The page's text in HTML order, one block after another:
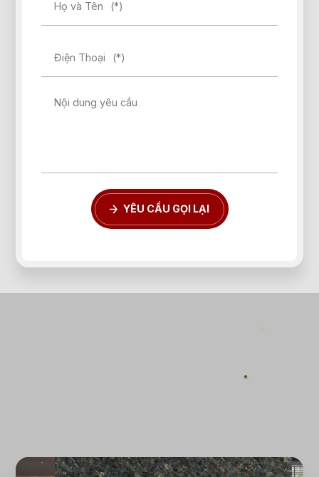
Họ và Tên (*)
Điện Thoại (*)
Nội dung yêu cầu
YÊU CẦU GỌI LẠI